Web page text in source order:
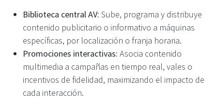
Biblioteca central AV: Sube, programa y distribuye
contenido publicitario o informativo a máquinas
específicas, por localización o franja horaria.
Promociones interactivas: Asocia contenido
multimedia a campañas en tiempo real, vales o
incentivos de fidelidad, maximizando el impacto de
cada interacción.